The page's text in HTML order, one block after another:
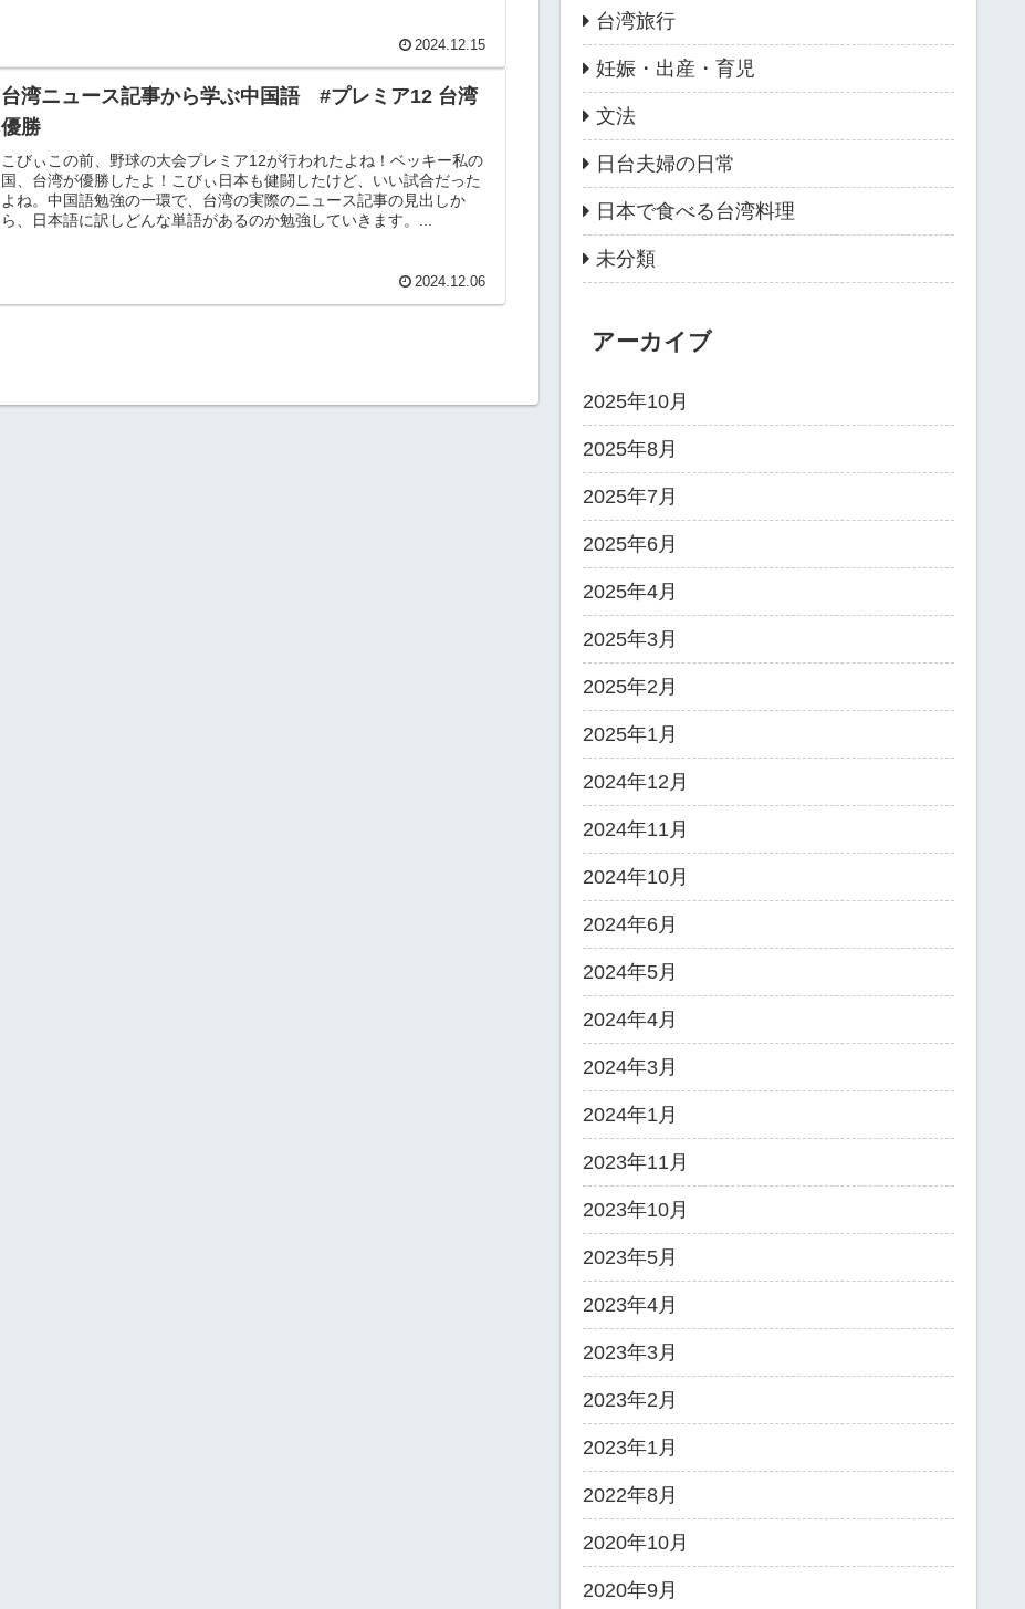
2024.12.15
台湾ニュース記事から学ぶ中国語 #プレミア12 台湾
優勝
こびぃこの前、野球の大会プレミア12が行われたよね！ベッキー私の
国、台湾が優勝したよ！こびぃ日本も健闘したけど、いい試合だった
よね。中国語勉強の一環で、台湾の実際のニュース記事の見出しか
ら、日本語に訳しどんな単語があるのか勉強していきます。...
2024.12.06
台湾旅行
妊娠・出産・育児
文法
日台夫婦の日常
日本で食べる台湾料理
未分類
アーカイブ
2025年10月
2025年8月
2025年7月
2025年6月
2025年4月
2025年3月
2025年2月
2025年1月
2024年12月
2024年11月
2024年10月
2024年6月
2024年5月
2024年4月
2024年3月
2024年1月
2023年11月
2023年10月
2023年5月
2023年4月
2023年3月
2023年2月
2023年1月
2022年8月
2020年10月
2020年9月